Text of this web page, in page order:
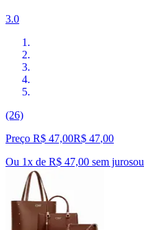
3.0
(26)
Preço R$ 47,00R$ 47,00
Ou 1x de R$ 47,00 sem jurosou